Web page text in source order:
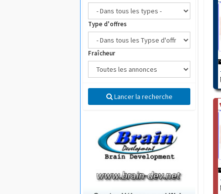
Type d'offres
Fraîcheur
Lancer la recherche